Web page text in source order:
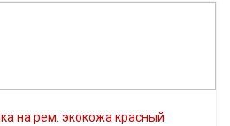
на рем. экокожа красный